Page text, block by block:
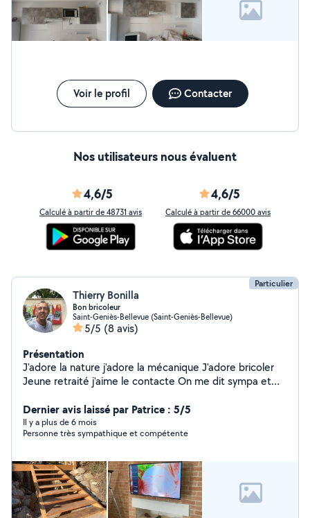
Voir le profil Contacter
Nos utilisateurs nous évaluent
4,6/5
Calculé à partir de 48731 avis
4,6/5
Calculé à partir de 66000 avis
Particulier
Thierry Bonilla
Bon bricoleur
Saint-Geniès-Bellevue (Saint-Geniès-Bellevue)
5/5 (8 avis)
Présentation
J'adore la nature j'adore la mécanique J'adore bricoler
Jeune retraité j'aime le contacte On me dit sympa et
Dernier avis laissé par Patrice : 5/5
Il y a plus de 6 mois
Personne très sympathique et compétente